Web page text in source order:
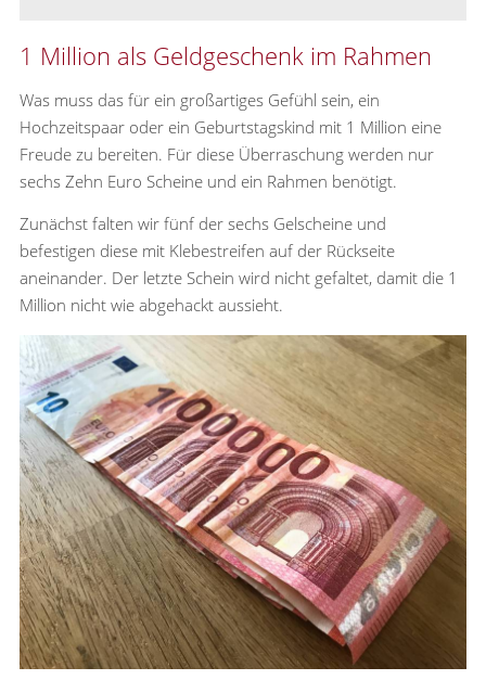
1 Million als Geldgeschenk im Rahmen
Was muss das für ein großartiges Gefühl sein, ein
Hochzeitspaar oder ein Geburtstagskind mit 1 Million eine
Freude zu bereiten. Für diese Überraschung werden nur
sechs Zehn Euro Scheine und ein Rahmen benötigt.
Zunächst falten wir fünf der sechs Gelscheine und
befestigen diese mit Klebestreifen auf der Rückseite
aneinander. Der letzte Schein wird nicht gefaltet, damit die 1
Million nicht wie abgehackt aussieht.